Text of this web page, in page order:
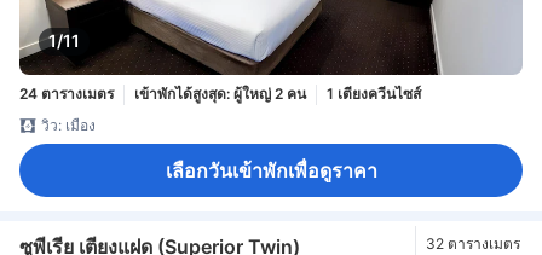
1/11
24 ตารางเมตร เข้าพักได้สูงสุด: ผู้ใหญ่ 2 คน
1 เตียงควีนไซส์
วิว: เมือง
เลือกวันเข้าพักเพื่อดูราคา
ซูพีเรีย เตียงแฝด (Superior Twin) 32 ตารางเมตร